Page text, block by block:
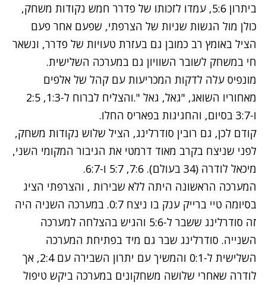
ביתרון 5:6, עמדו לזכותו של פדרר חמש נקודות משחק,
כולן מול הגשות שניות של הצרפתי, שפעם אחר פעם
הציל באומץ רב כמובן גם בעזרת טעויות של פדרר, ונשאר
חי במשחק לשובר השוויון גם במערכה השלישית.
מונפיס עלה לדקות המכריעות עם קהל של אלפים
מאחוריו השואג, "גאל, גאל ".והצליח לברוח ל-1:3, 2:5
ו-3:7 בסיום, והחגיגות בפאריס החלו.
קודם לכן, גם רובין סודרלינג, הציל שלוש נקודות משחק,
לפני שניצח בקרב מאוד דרמטי את הגיבור המקומי השני,
מיכאל לודרה (34 בעולם). 7:6, 5:7 ו-6:7.
המערכה הראשונה היתה ללא שבירות , והצרפתי הציג
בסיומה טיי ברייק ענק בו ניצח 0:7. במערכה השניה היה
זה סודרלינג ששבר ל-5:6 והגיש בהצלחה למערכה
השנייה. סודרלינג שבר גם מיד בפתיחת המערכה
השלישית ל-0:1 והמשיך עם יתרון השבירה עם 2:4, אך
לודרה שאחרי שלושה משחקונים במערכה ביקש טיפול